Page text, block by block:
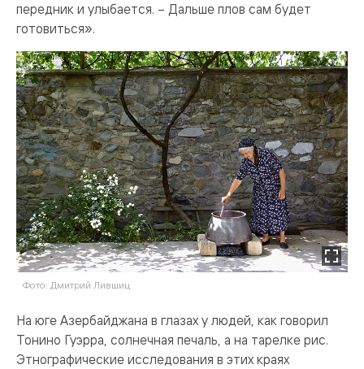
передник и улыбается. – Дальше плов сам будет
готовиться».
Фото: Дмитрий Лившиц
На юге Азербайджана в глазах у людей, как говорил
Тонино Гуэрра, солнечная печаль, а на тарелке рис.
Этнографические исследования в этих краях